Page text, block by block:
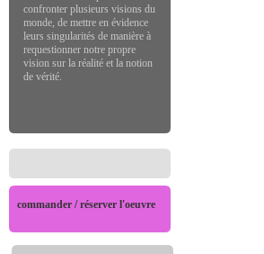
confronter plusieurs visions du
monde, de mettre en évidence
leurs singularités de manière à
requestionner notre propre
vision sur la réalité et la notion
de vérité.
commander / réserver l'oeuvre